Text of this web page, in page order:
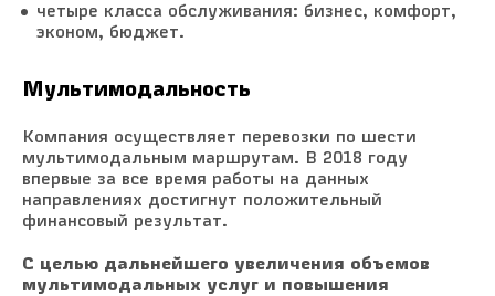
четыре класса обслуживания: бизнес, комфорт,
эконом, бюджет.
Мультимодальность
Компания осуществляет перевозки по шести
мультимодальным маршрутам. В 2018 году
впервые за все время работы на данных
направлениях достигнут положительный
финансовый результат.
С целью дальнейшего увеличения объемов
мультимодальных услуг и повышения